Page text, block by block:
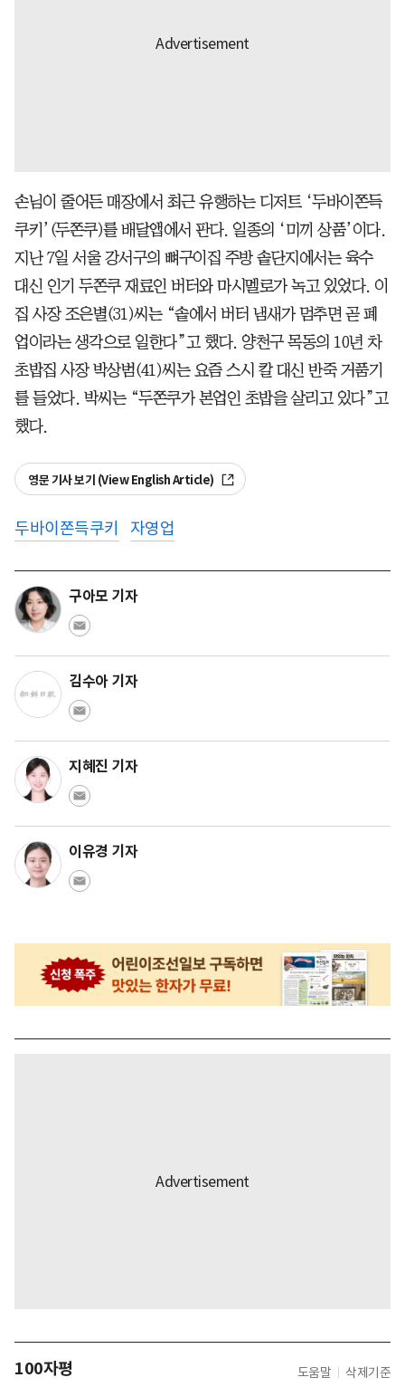
손님이 줄어든 매장에서 최근 유행하는 디저트 ‘두바이쫀득
쿠키’(두쫀쿠)를 배달앱에서 판다. 일종의 ‘미끼 상품’이다.
지난 7일 서울 강서구의 뼈구이집 주방 솥단지에서는 육수
대신 인기 두쫀쿠 재료인 버터와 마시멜로가 녹고 있었다. 이
집 사장 조은별(31)씨는 “솥에서 버터 냄새가 멈추면 곧 폐
업이라는 생각으로 일한다”고 했다. 양천구 목동의 10년 차
초밥집 사장 박상범(41)씨는 요즘 스시 칼 대신 반죽 거품기
를 들었다. 박씨는 “두쫀쿠가 본업인 초밥을 살리고 있다”고
했다.
영문 기사 보기 (View English Article)
두바이쫀득쿠키 자영업
구아모 기자
김수아 기자
지혜진 기자
이유경 기자
100자평 도움말 삭제기준